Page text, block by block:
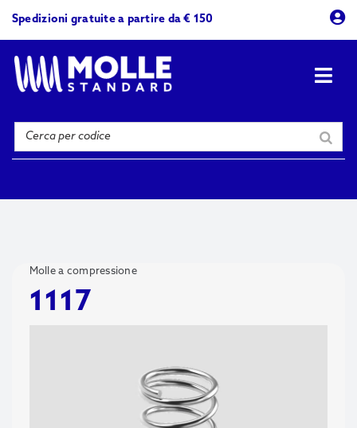
content
Spedizioni gratuite a partire da € 150
Azienda
Molle a compressione
1117